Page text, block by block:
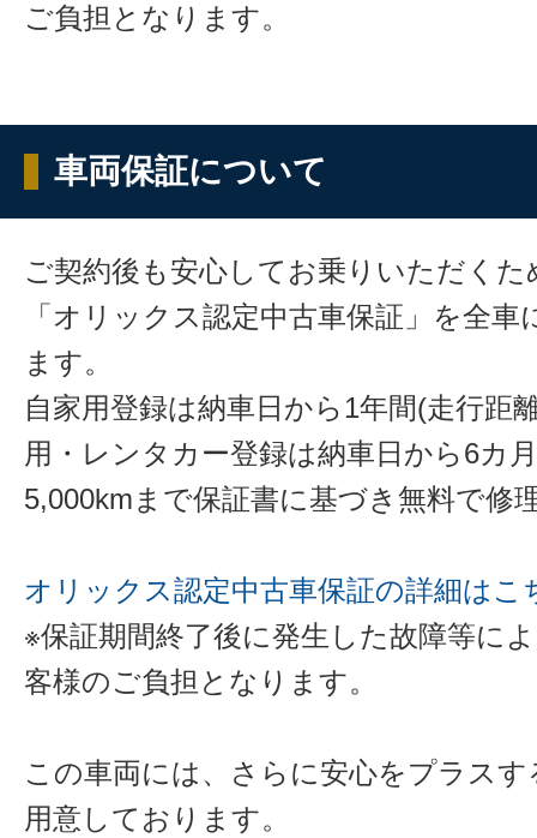
ご負担となります。
車両保証について
ご契約後も安心してお乗りいただくた
「オリックス認定中古車保証」を全
ます。
自家用登録は納車日から1年間(走行距
用・レンタカー登録は納車日から6カ
5,000kmまで保証書に基づき無料で修
オリックス認定中古車保証の詳細はこ
※保証期間終了後に発生した故障等に
客様のご負担となります。
この車両には、さらに安心をプラス
用意しております。